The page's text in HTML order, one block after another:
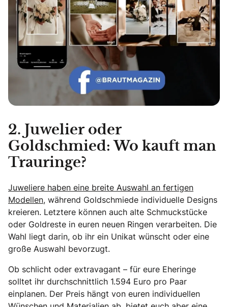
2. Juwelier oder
Goldschmied: Wo kauft man
Trauringe?
Juweliere haben eine breite Auswahl an fertigen
Modellen, während Goldschmiede individuelle Designs
kreieren. Letztere können auch alte Schmuckstücke
oder Goldreste in euren neuen Ringen verarbeiten. Die
Wahl liegt darin, ob ihr ein Unikat wünscht oder eine
große Auswahl bevorzugt.
Ob schlicht oder extravagant – für eure Eheringe
solltet ihr durchschnittlich 1.594 Euro pro Paar
einplanen. Der Preis hängt von euren individuellen